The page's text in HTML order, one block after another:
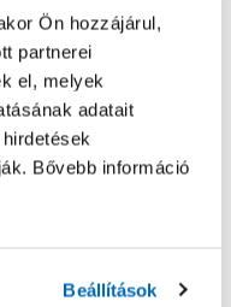
Ön hozzájárul,
partnerei
el, melyek
adatait
Bővebb információ
Beállítások